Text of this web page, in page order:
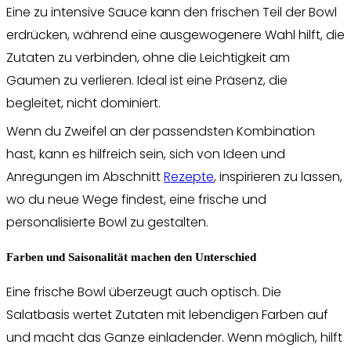
Eine zu intensive Sauce kann den frischen Teil der Bowl
erdrücken, während eine ausgewogenere Wahl hilft, die
Zutaten zu verbinden, ohne die Leichtigkeit am
Gaumen zu verlieren. Ideal ist eine Präsenz, die
begleitet, nicht dominiert.
Wenn du Zweifel an der passendsten Kombination
hast, kann es hilfreich sein, sich von Ideen und
Anregungen im AbschnittRezepte, inspirieren zu lassen,
wo du neue Wege findest, eine frische und
personalisierte Bowl zu gestalten.
Farben und Saisonalität machen den Unterschied
Eine frische Bowl überzeugt auch optisch. Die
Salatbasis wertet Zutaten mit lebendigen Farben auf
und macht das Ganze einladender. Wenn möglich, hilft